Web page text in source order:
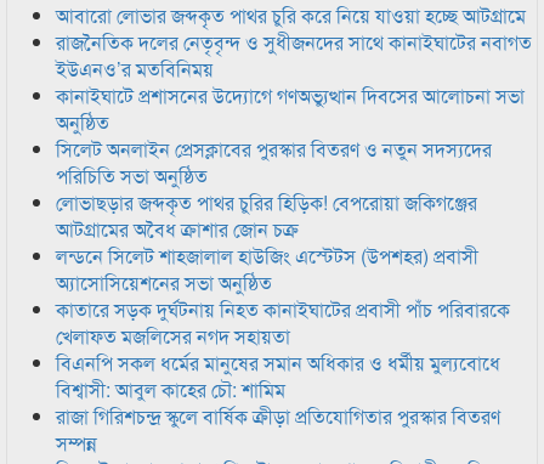
আবারো লোভার জব্দকৃত পাথর চুরি করে নিয়ে যাওয়া হচ্ছে আটগ্রামে
রাজনৈতিক দলের নেতৃবৃন্দ ও সুধীজনদের সাথে কানাইঘাটের নবাগত
ইউএনও’র মতবিনিময়
কানাইঘাটে প্রশাসনের উদ্যোগে গণঅভ্যুত্থান দিবসের আলোচনা সভা
অনুষ্ঠিত
সিলেট অনলাইন প্রেসক্লাবের পুরস্কার বিতরণ ও নতুন সদস্যদের
পরিচিতি সভা অনুষ্ঠিত
লোভাছড়ার জব্দকৃত পাথর চুরির হিড়িক! বেপরোয়া জকিগঞ্জের
আটগ্রামের অবৈধ ক্রাশার জোন চক্র
লন্ডনে সিলেট শাহজালাল হাউজিং এস্টেটস (উপশহর) প্রবাসী
অ্যাসোসিয়েশনের সভা অনুষ্ঠিত
কাতারে সড়ক দুর্ঘটনায় নিহত কানাইঘাটের প্রবাসী পাঁচ পরিবারকে
খেলাফত মজলিসের নগদ সহায়তা
বিএনপি সকল ধর্মের মানুষের সমান অধিকার ও ধর্মীয় মুল্যবোধে
বিশ্বাসী: আবুল কাহের চৌ: শামিম
রাজা গিরিশচন্দ্র স্কুলে বার্ষিক ক্রীড়া প্রতিযোগিতার পুরস্কার বিতরণ
সম্পন্ন